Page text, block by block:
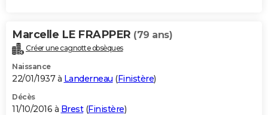
Marcelle LE FRAPPER (79 ans)
Créer une cagnotte obsèques
Naissance
22/01/1937 à Landerneau (Finistère)
Décès
11/10/2016 à Brest(Finistère)